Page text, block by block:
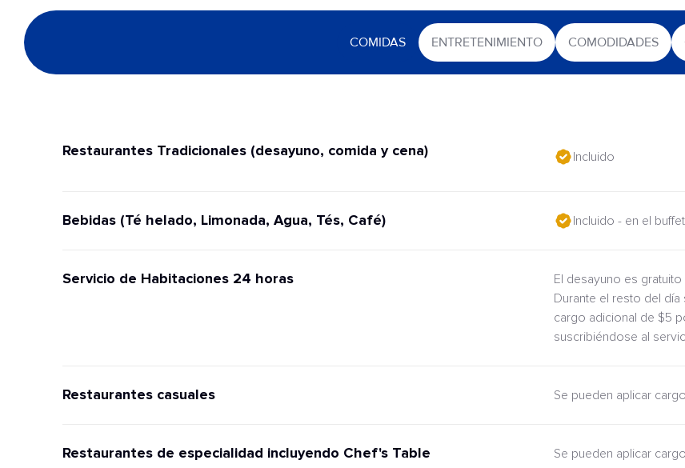
COMIDAS ENTRETENIMIENTO COMODIDADES
Restaurantes Tradicionales (desayuno, comida y cena) Incluido
Bebidas (Té helado, Limonada, Agua, Tés, Café) Incluido - en el
Servicio de Habitaciones 24 horas
El desayuno es
Durante el resto del
cargo adicional de $5
suscribiéndose al
Restaurantes casuales Se pueden aplicar
Restaurantes de especialidad incluyendo Chef's Table Se pueden aplicar